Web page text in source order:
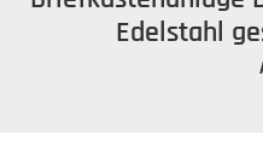
Edelstahl